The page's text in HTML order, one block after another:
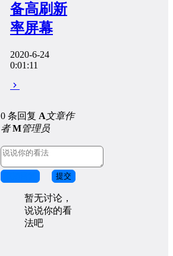
备高刷新
率屏幕
2020-6-24
0:01:11
0 条回复 A文章作
者 M管理员
提交
暂无讨论，
说说你的看
法吧